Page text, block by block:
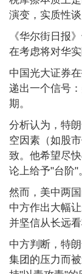
演变，实质性
《华尔街日报
在考虑将对华
中国光大证券
递出一个信号
期。
分析认为，特
空因素（如股
致。他希望尽
论上给予"台阶"
然而，美中两
中方作出大幅
并坚信从长远
中方判断，特
集团的压力而